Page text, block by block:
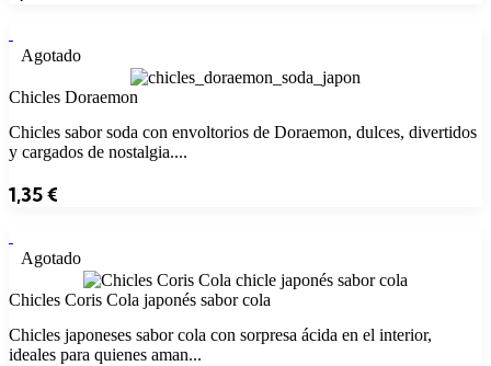
Agotado
Chicles Doraemon
Chicles sabor soda con envoltorios de Doraemon, dulces, divertidos
y cargados de nostalgia....
1,35€
Agotado
Chicles Coris Cola japonés sabor cola
Chicles japoneses sabor cola con sorpresa ácida en el interior,
ideales para quienes aman...